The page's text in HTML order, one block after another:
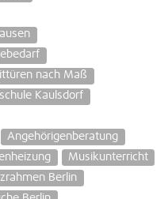
nach Maß
Kaulsdorf
Angehörigenberatung
Musikunterricht
Berlin